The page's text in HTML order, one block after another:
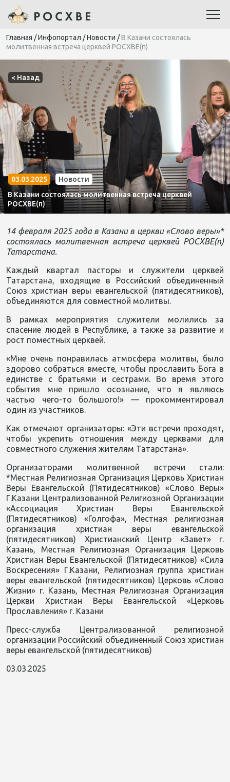
Главная /Инфопортал /Новости /В Казани состоялась
молитвенная встреча церквей РОСХВЕ(п)
< Назад
03.03.2025
Новости
В Казани состоялась молитвенная встреча церквей
РОСХВЕ(п)
14 февраля 2025 года в Казани в церкви «Слово веры»*
состоялась молитвенная встреча церквей РОСХВЕ(п)
Татарстана.
Каждый квартал пасторы и служители церквей
Татарстана, входящие в Российский объединенный
Союз христиан веры евангельской (пятидесятников),
объединяются для совместной молитвы.
В рамках мероприятия служители молились за
спасение людей в Республике, а также за развитие и
рост поместных церквей.
«Мне очень понравилась атмосфера молитвы, было
здорово собраться вместе, чтобы прославить Бога в
единстве с братьями и сестрами. Во время этого
события мне пришло осознание, что я являюсь
частью чего-то большого!» — прокомментировал
один из участников.
Как отмечают организаторы: «Эти встречи проходят,
чтобы укрепить отношения между церквами для
совместного служения жителям Татарстана».
Организаторами молитвенной встречи стали:
*Местная Религиозная Организация Церковь Христиан
Веры Евангельской (Пятидесятников) «Слово Веры»
Г.Казани Централизованной Религиозной Организации
«Ассоциация Христиан Веры Евангельской
(Пятидесятников) «Голгофа», Местная религиозная
организация христиан веры евангельской
(пятидесятников) Христианский Центр «Завет» г.
Казань, Местная Религиозная Организация Церковь
Христиан Веры Евангельской (Пятидесятников) «Сила
Воскресения» Г.Казани, Религиозная группа христиан
веры евангельской (пятидесятников) Церковь «Слово
Жизни» г. Казань, Местная Религиозная Организация
Церкви Христиан Веры Евангельской «Церковь
Прославления» г. Казани
Пресс-служба Централизованной религиозной
организации Российский объединенный Союз христиан
веры евангельской (пятидесятников)
03.03.2025